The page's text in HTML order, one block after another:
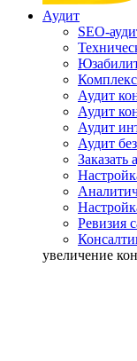
Аудит
SEO-
Аудит
Аудит
Аудит
Аудит
Заказать
Ревизия
увеличение